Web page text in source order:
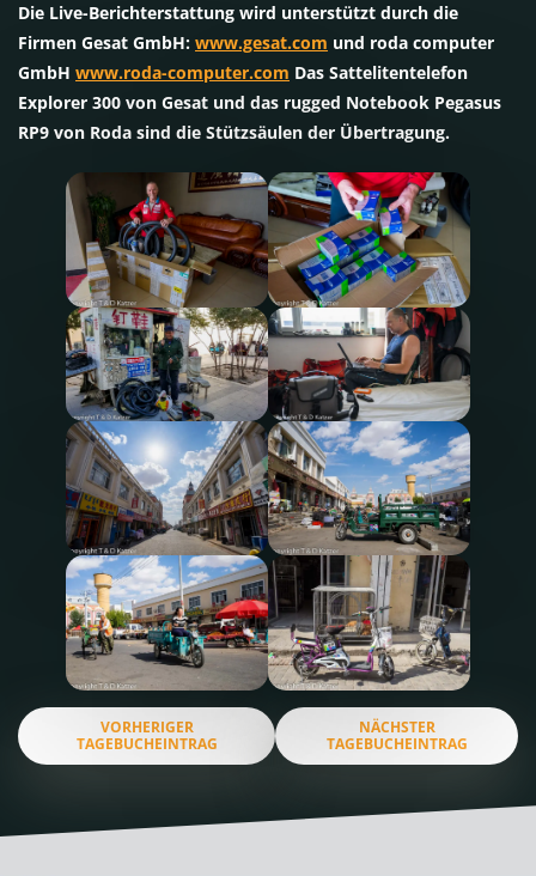
Die Live-Berichterstattung wird unterstützt durch die
Firmen Gesat GmbH: www.gesat.com und roda computer
GmbH www.roda-computer.com Das Sattelitentelefon
Explorer 300 von Gesat und das rugged Notebook Pegasus
RP9 von Roda sind die Stützsäulen der Übertragung.
VORHERIGER
TAGEBUCHEINTRAG
NÄCHSTER
TAGEBUCHEINTRAG